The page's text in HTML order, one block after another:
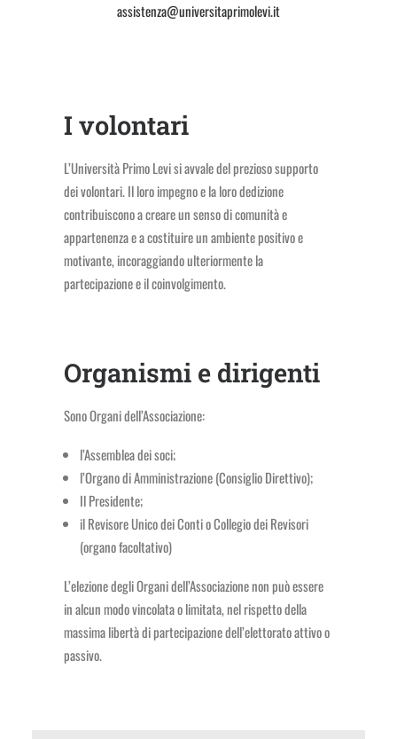
assistenza@universitaprimolevi.it
I volontari
L’Università Primo Levi si avvale del prezioso supporto
dei volontari. Il loro impegno e la loro dedizione
contribuiscono a creare un senso di comunità e
appartenenza e a costituire un ambiente positivo e
motivante, incoraggiando ulteriormente la
partecipazione e il coinvolgimento.
Organismi e dirigenti
Sono Organi dell’Associazione:
l’Assemblea dei soci;
l’Organo di Amministrazione (Consiglio Direttivo);
Il Presidente;
il Revisore Unico dei Conti o Collegio dei Revisori
(organo facoltativo)
L’elezione degli Organi dell’Associazione non può essere
in alcun modo vincolata o limitata, nel rispetto della
massima libertà di partecipazione dell’elettorato attivo o
passivo.